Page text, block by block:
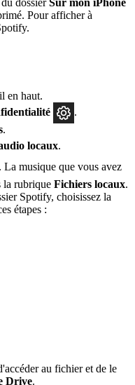
dossierSur mon iPhone
Pour afficher à
en haut.
.
.
locaux.
. La musique que vous avez
la rubrique Fichiers locaux.
Spotify, choisissez la
étapes :
au fichier et de le
Drive.